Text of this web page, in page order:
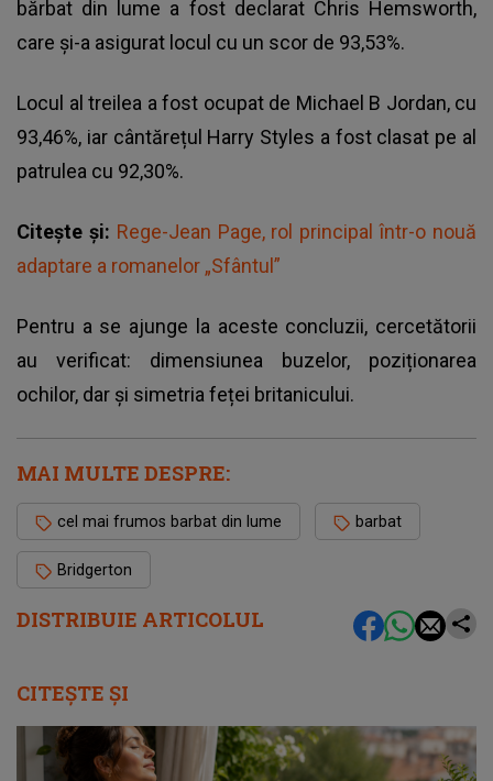
DISTRIBUIE ARTICOLUL
bărbat din lume a fost declarat Chris Hemsworth,
care și-a asigurat locul cu un scor de 93,53%.
Locul al treilea a fost ocupat de Michael B Jordan, cu
93,46%, iar cântărețul Harry Styles a fost clasat pe al
patrulea cu 92,30%.
Citește și: Rege-Jean Page, rol principal într-o nouă
adaptare a romanelor „Sfântul”
Pentru a se ajunge la aceste concluzii, cercetătorii
au verificat: dimensiunea buzelor, poziționarea
ochilor, dar și simetria feței britanicului.
MAI MULTE DESPRE:
cel mai frumos barbat din lume barbat
Bridgerton
CITEȘTE ȘI